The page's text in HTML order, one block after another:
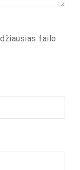
failo